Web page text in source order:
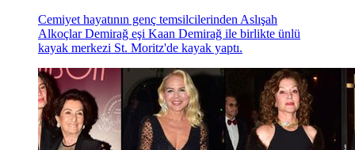
Cemiyet hayatının genç temsilcilerinden Aslışah
Alkoçlar Demirağ eşi Kaan Demirağ ile birlikte ünlü
kayak merkezi St. Moritz'de kayak yaptı.